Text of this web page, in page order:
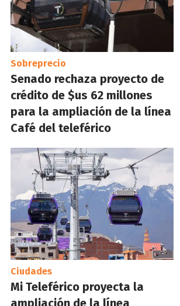
Sobreprecio
Senado rechaza proyecto de
crédito de $us 62 millones
para la ampliación de la línea
Café del teleférico
Ciudades
Mi Teleférico proyecta la
ampliación de la línea